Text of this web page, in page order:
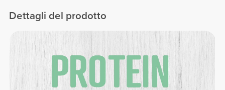
Dettagli del prodotto